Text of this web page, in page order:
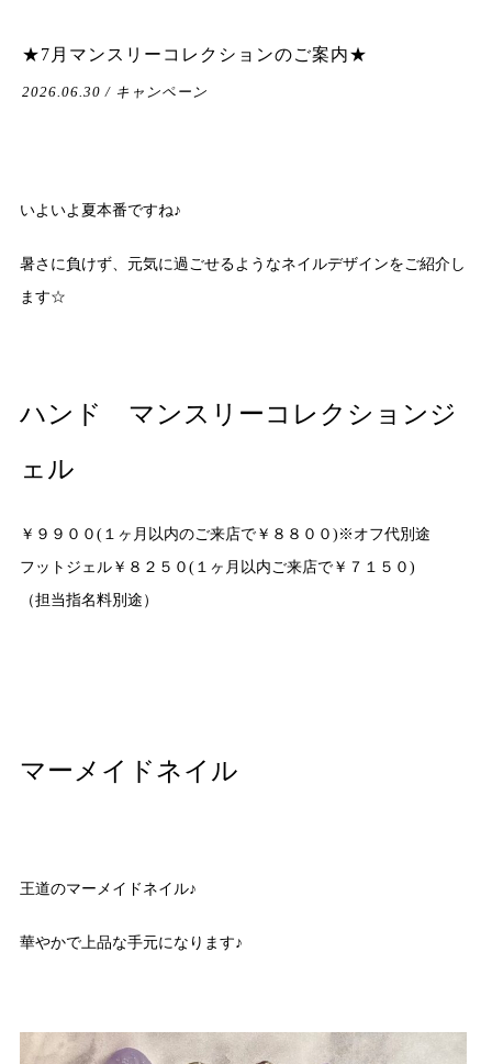
★7月マンスリーコレクションのご案内★
2026.06.30 / キャンペーン
いよいよ夏本番ですね♪
暑さに負けず、元気に過ごせるようなネイルデザインをご紹介し
ます☆
ハンド マンスリーコレクションジ
ェル
￥９９００(１ヶ月以内のご来店で￥８８００)※オフ代別途
フットジェル￥８２５０(１ヶ月以内ご来店で￥７１５０)
（担当指名料別途）
マーメイドネイル
王道のマーメイドネイル♪
華やかで上品な手元になります♪